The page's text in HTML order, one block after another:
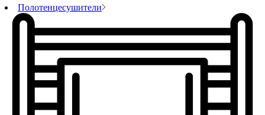
Полотенцесушители